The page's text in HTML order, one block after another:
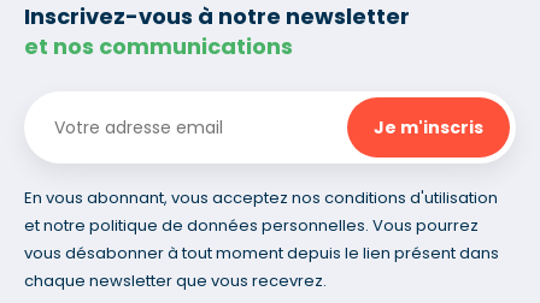
Inscrivez-vous à notre newsletter
et nos communications
En vous abonnant, vous acceptez nos conditions d'utilisation
et notre politique de données personnelles. Vous pourrez
vous désabonner à tout moment depuis le lien présent dans
chaque newsletter que vous recevrez.